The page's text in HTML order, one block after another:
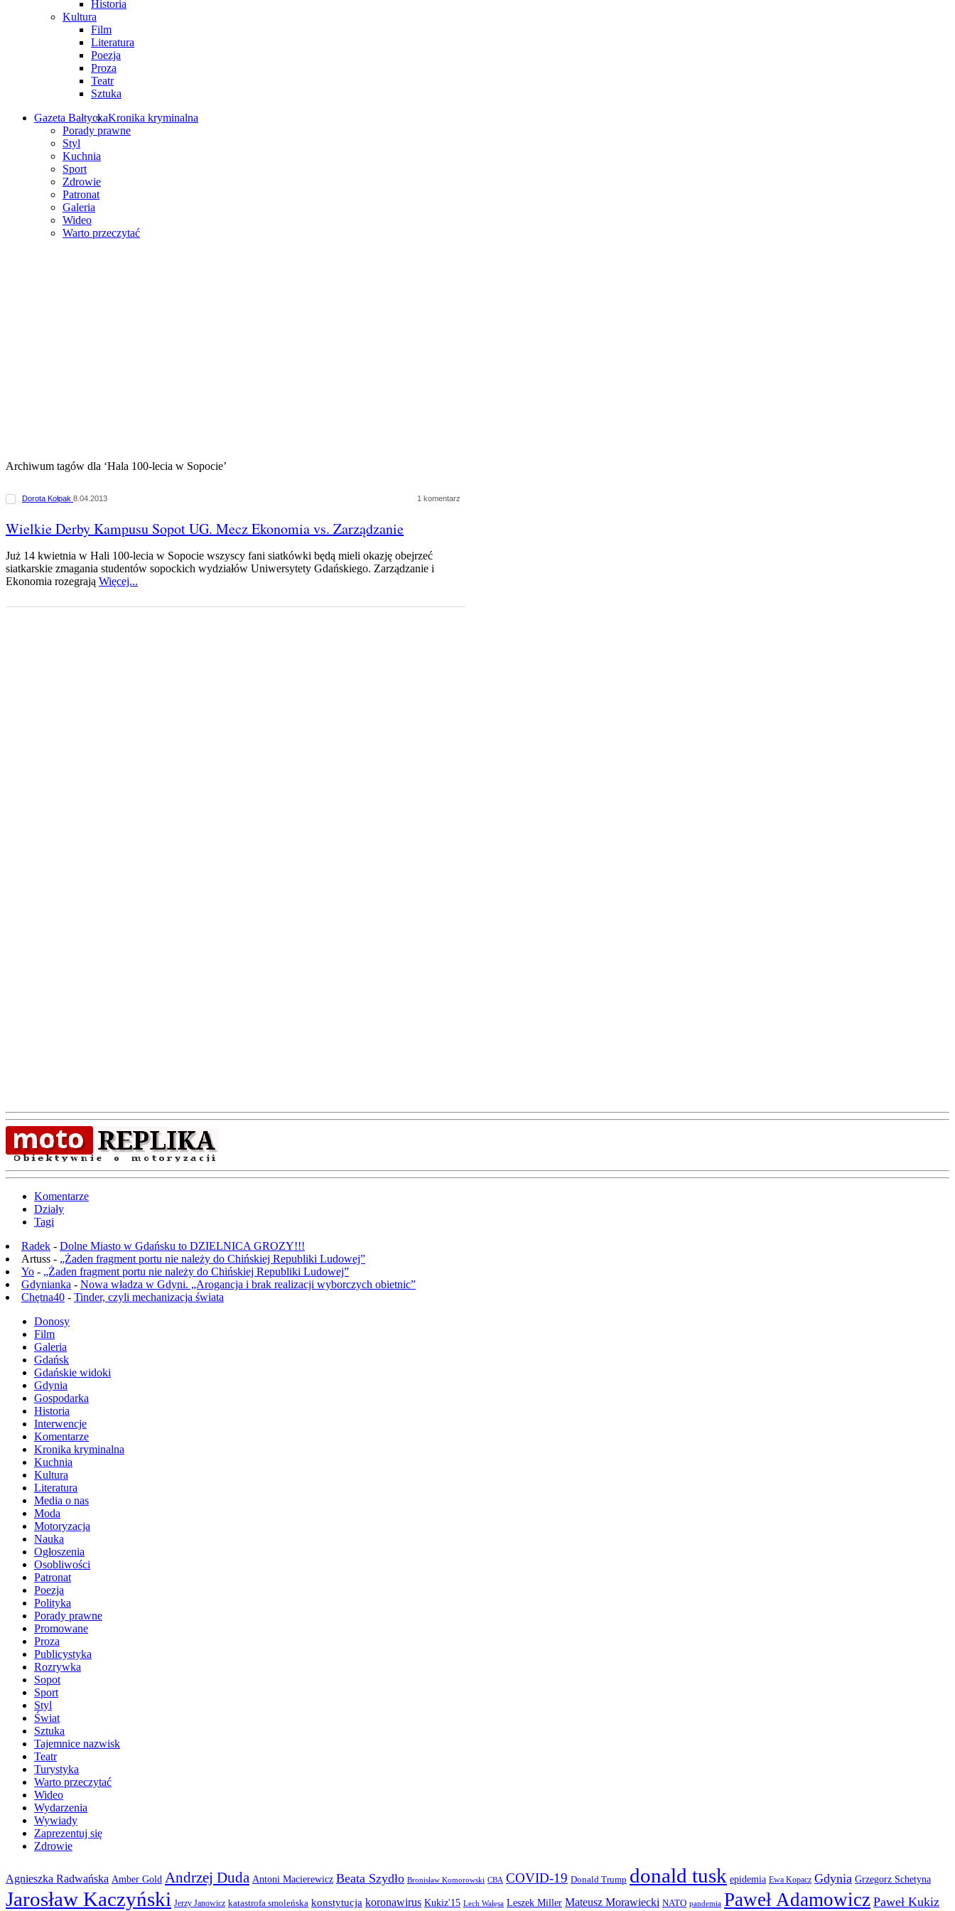
Historia
Kultura
Film
Literatura
Poezja
Proza
Teatr
Sztuka
Gazeta BałtyckaKronika kryminalna
Porady prawne
Styl
Kuchnia
Sport
Zdrowie
Patronat
Galeria
Wideo
Warto przeczytać
Archiwum tagów dla ‘Hala 100-lecia w Sopocie’
Dorota Kołpak 8.04.2013 1 komentarz
Wielkie Derby Kampusu Sopot UG. Mecz Ekonomia vs. Zarządzanie
Już 14 kwietnia w Hali 100-lecia w Sopocie wszyscy fani siatkówki będą mieli okazję obejrzeć
siatkarskie zmagania studentów sopockich wydziałów Uniwersytety Gdańskiego. Zarządzanie i
Ekonomia rozegrają Więcej...
Komentarze
Działy
Tagi
Radek - Dolne Miasto w Gdańsku to DZIELNICA GROZY!!!
Artuss - „Żaden fragment portu nie należy do Chińskiej Republiki Ludowej”
Yo - „Żaden fragment portu nie należy do Chińskiej Republiki Ludowej”
Gdynianka - Nowa władza w Gdyni. „Arogancja i brak realizacji wyborczych obietnic”
Chętna40 - Tinder, czyli mechanizacja świata
Donosy
Film
Galeria
Gdańsk
Gdańskie widoki
Gdynia
Gospodarka
Historia
Interwencje
Komentarze
Kronika kryminalna
Kuchnia
Kultura
Literatura
Media o nas
Moda
Motoryzacja
Nauka
Ogłoszenia
Osobliwości
Patronat
Poezja
Polityka
Porady prawne
Promowane
Proza
Publicystyka
Rozrywka
Sopot
Sport
Styl
Świat
Sztuka
Tajemnice nazwisk
Teatr
Turystyka
Warto przeczytać
Wideo
Wydarzenia
Wywiady
Zaprezentuj się
Zdrowie
Agnieszka Radwańska Amber Gold Andrzej Duda Antoni Macierewicz Beata Szydło Bronisław Komorowski CBA COVID-19 Donald Trump donald tusk epidemia Ewa Kopacz Gdynia Grzegorz Schetyna
Jarosław Kaczyński Jerzy Janowicz katastrofa smoleńska konstytucja koronawirus Kukiz'15 Lech Wałęsa Leszek Miller Mateusz Morawiecki NATO pandemia Paweł Adamowicz Paweł Kukiz